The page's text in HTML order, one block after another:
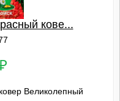
кове...
Великолепный